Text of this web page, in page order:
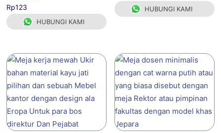
Dinilai
5.00
dari 5
Rp123
HUBUNGI KAMI
dari 5
HUBUNGI KAMI